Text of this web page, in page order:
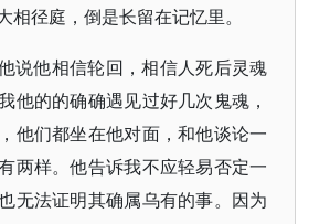
相径庭，倒是长留在记忆里。
说他相信轮回，相信人死后灵魂
他的的确确遇见过好几次鬼魂，
他们都坐在他对面，和他谈论一
两样。他告诉我不应轻易否定一
无法证明其确属乌有的事。因为